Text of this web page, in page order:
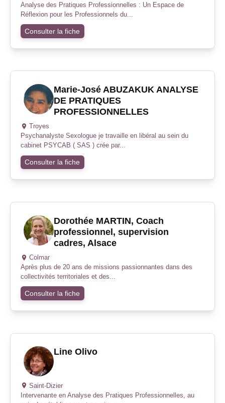
Analyse des Pratiques Professionnelles : Un Espace de
Réflexion pour les Professionnels du...
Consulter la fiche
Marie-José ABUZAKUK ANALYSE
DE PRATIQUES
PROFESSIONNELLES
Troyes
Psychanalyste Sexologue je travaille en libéral au sein du
cabinet PSYCAB ( SAS ) crée par...
Consulter la fiche
Dorothée MARTIN, Coach
professionnel, supervision
cadres, Alsace
Colmar
Après plus de 20 ans de missions passionnantes dans des
collectivités territoriales et des...
Consulter la fiche
Line Olivo
Saint-Dizier
Intervenante en Analyse des Pratiques Professionnelles, au